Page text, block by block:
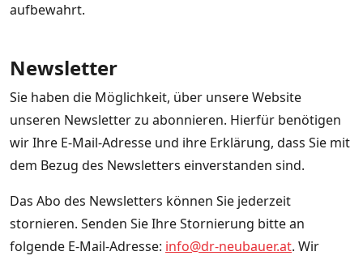
aufbewahrt.
Newsletter
Sie haben die Möglichkeit, über unsere Website
unseren Newsletter zu abonnieren. Hierfür benötigen
wir Ihre E-Mail-Adresse und ihre Erklärung, dass Sie mit
dem Bezug des Newsletters einverstanden sind.
Das Abo des Newsletters können Sie jederzeit
stornieren. Senden Sie Ihre Stornierung bitte an
folgende E-Mail-Adresse: info@dr-neubauer.at. Wir